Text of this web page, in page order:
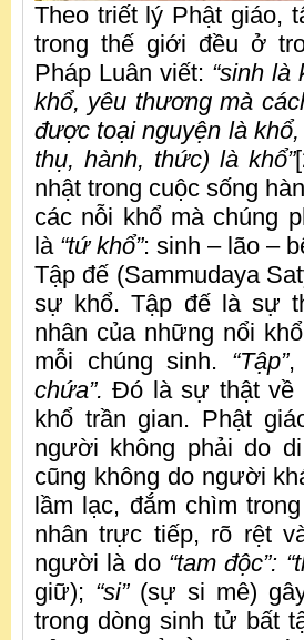
Theo triết lý Phật giáo,
trong thế giới đều ở
Pháp Luân viết: “sinh là
khổ, yêu thương mà
được toại nguyện là
thụ, hành, thức) là khổ”
nhật trong cuộc sống
các nỗi khổ mà chúng
là “tứ khổ”: sinh – lão –
Tập đế (Sammudaya
sự khổ. Tập đế là sự
nhân của những nổi
mỗi chúng sinh. “Tập”,
chứa”. Đó là sự thật về
khổ trần gian. Phật
người không phải do
cũng không do người
lầm lạc, đắm chìm
nhân trực tiếp, rõ rệt
người là do “tam độc”:
giữ); “si”(sự si mê)
trong dòng sinh tử bất